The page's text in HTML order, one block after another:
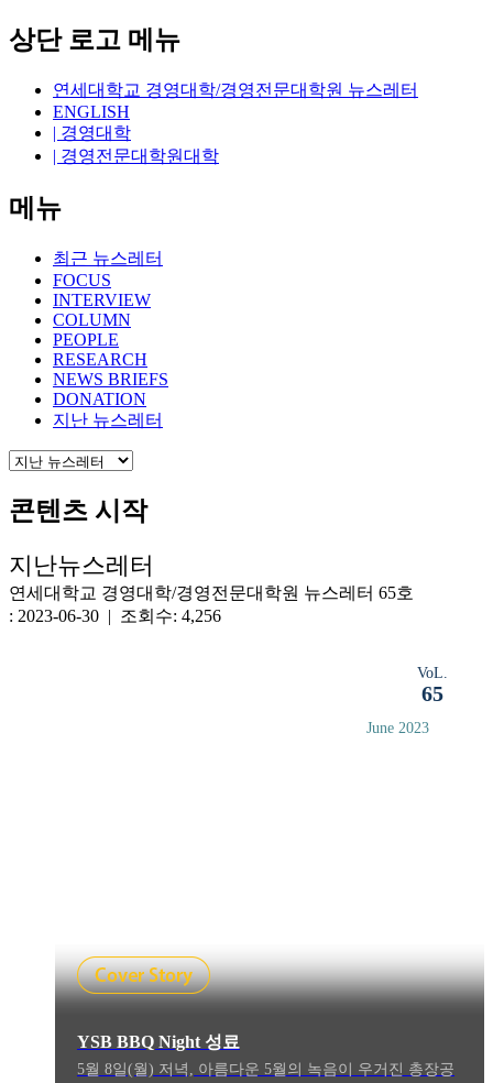
상단 로고 메뉴
연세대학교 경영대학/경영전문대학원 뉴스레터
ENGLISH
| 경영대학
| 경영전문대학원대학
메뉴
최근 뉴스레터
FOCUS
INTERVIEW
COLUMN
PEOPLE
RESEARCH
NEWS BRIEFS
DONATION
지난 뉴스레터
콘텐츠 시작
지난뉴스레터
연세대학교 경영대학/경영전문대학원 뉴스레터 65호
: 2023-06-30 | 조회수: 4,256
VoL.
65
June 2023
YSB BBQ Night 성료
5월 8일(월) 저녁, 아름다운 5월의 녹음이 우거진 총장공